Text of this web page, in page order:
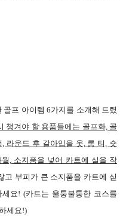
프 아이템 6가지를 소개해 드렸
챙겨야 할 용품들에는 골프화, 골
라운드 후 갈아입을 옷, 롱 티, 숏
, 소지품을 넣어 카트에 실을 작
고 부피가 큰 소지품을 카트에 싣
요! (카트는 울퉁불퉁한 코스를
세요!)